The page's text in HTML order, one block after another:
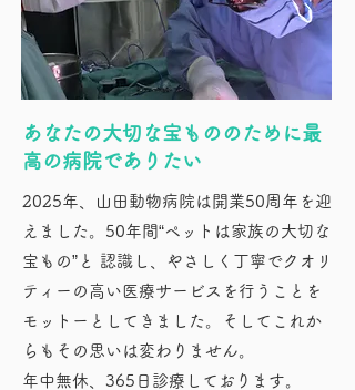
​あなたの大切な宝もののために最
高の病院でありたい
2025年、山田動物病院は開業50周年を迎
えました。50年間“ペットは家族の大切な
宝もの”と 認識し、やさしく丁寧でクオリ
ティーの高い医療サービスを行うことを
モットーとしてきました。そしてこれか
らもその思いは変わりません。
年中無休、365日診療しております。